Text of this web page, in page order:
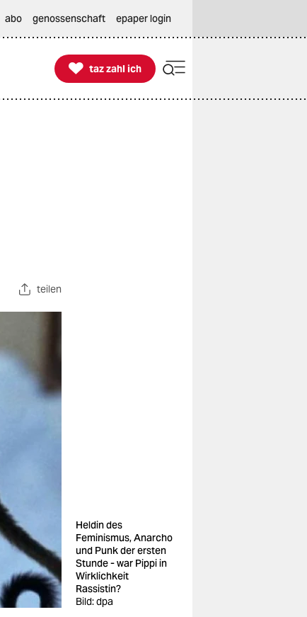
abo genossenschaft epaper login

taz zahl ich
taz zahl ich
teilen
Heldin des
Feminismus, Anarcho
und Punk der ersten
Stunde - war Pippi in
Wirklichkeit
Rassistin?
Bild: dpa